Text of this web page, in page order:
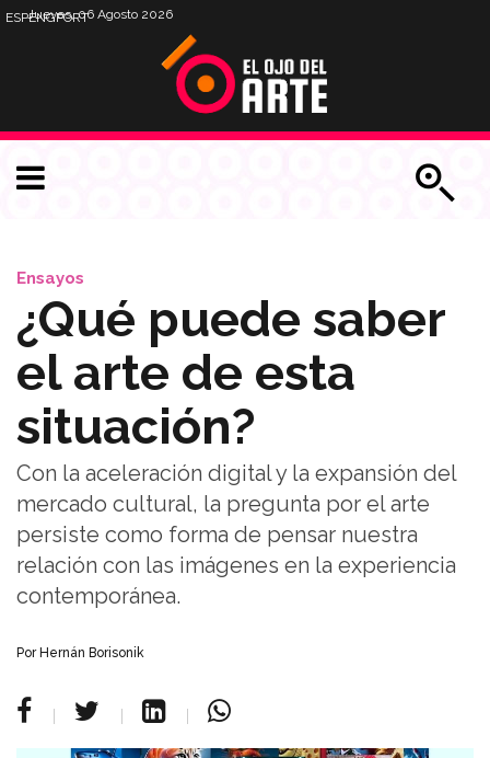
Jueves, 06 Agosto 2026
ESPENGPORT
Ensayos
¿Qué puede saber
el arte de esta
situación?
Con la aceleración digital y la expansión del
mercado cultural, la pregunta por el arte
persiste como forma de pensar nuestra
relación con las imágenes en la experiencia
contemporánea.
Por Hernán Borisonik